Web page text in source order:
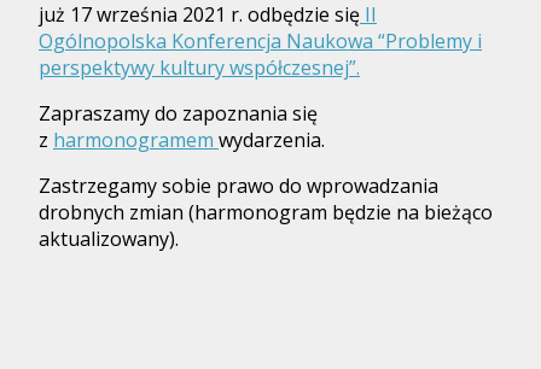
już 17 września 2021 r. odbędzie się II
Ogólnopolska Konferencja Naukowa “Problemy i
perspektywy kultury współczesnej”.
Zapraszamy do zapoznania się
z harmonogramem wydarzenia.
Zastrzegamy sobie prawo do wprowadzania
drobnych zmian (harmonogram będzie na bieżąco
aktualizowany).